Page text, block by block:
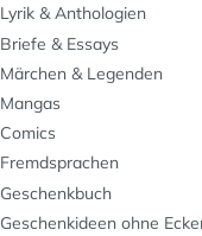
Lyrik & Anthologien
Briefe & Essays
Märchen & Legenden
Mangas
Comics
Fremdsprachen
Geschenkbuch
Geschenkideen ohne